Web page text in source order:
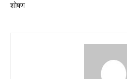
शोषण